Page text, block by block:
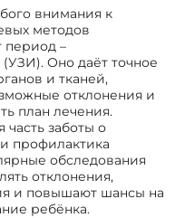
внимания к
методов
период –
Оно даёт точное
и тканей,
отклонения и
план лечения.
заботы о
профилактика
обследования
отклонения,
и повышают шансы на
ребёнка.